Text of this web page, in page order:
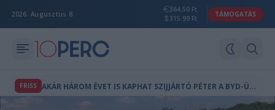
2026. Augusztus 8.
364.50 Ft
315.99 Ft
TÁMOGATÁS
FRISS A
KÁR HÁROM ÉVET IS KAPHAT SZIJJÁRTÓ PÉTER A BYD-ÜGY MIATT